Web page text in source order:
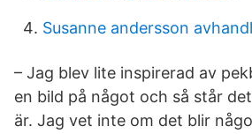
Susanne andersson
– Jag blev lite inspirerad av
en bild på något och så står
är. Jag vet inte om det blir